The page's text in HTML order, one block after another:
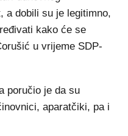
a dobili su je legitimno,
kako će se
u vrijeme SDP-
poručio je da su
aparatčiki, pa i